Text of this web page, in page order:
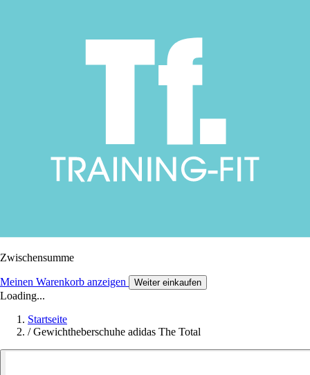
Zwischensumme
Meinen Warenkorb anzeigen Weiter einkaufen
Loading...
Startseite
/ Gewichtheberschuhe adidas The Total